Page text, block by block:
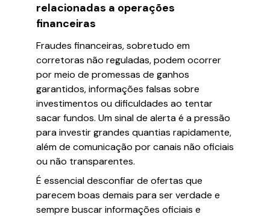
relacionadas a operações
financeiras
Fraudes financeiras, sobretudo em
corretoras não reguladas, podem ocorrer
por meio de promessas de ganhos
garantidos, informações falsas sobre
investimentos ou dificuldades ao tentar
sacar fundos. Um sinal de alerta é a pressão
para investir grandes quantias rapidamente,
além de comunicação por canais não oficiais
ou não transparentes.
É essencial desconfiar de ofertas que
parecem boas demais para ser verdade e
sempre buscar informações oficiais e